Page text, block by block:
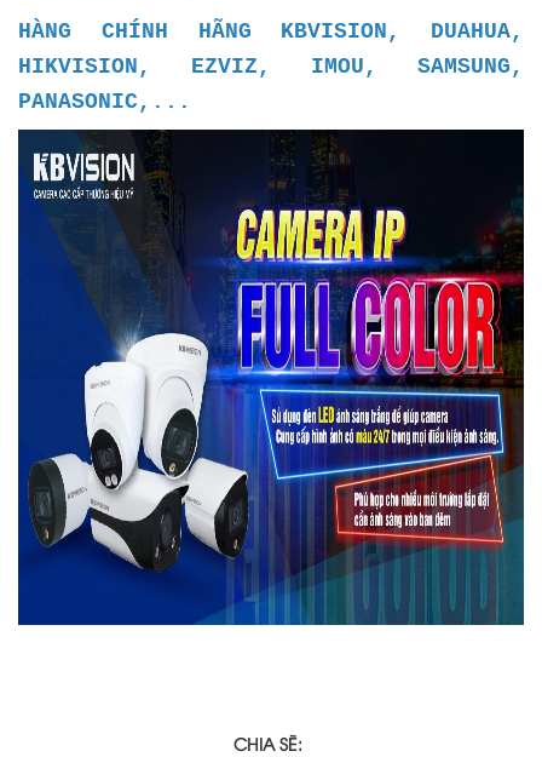
HÀNG CHÍNH HÃNG KBVISION, DUAHUA,
HIKVISION, EZVIZ, IMOU, SAMSUNG,
PANASONIC,...
CHIA SẼ: